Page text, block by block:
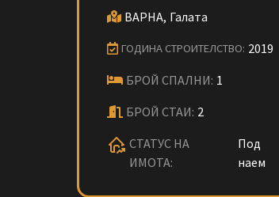
ВАРНА, Галата
ГОДИНА СТРОИТЕЛСТВО: 2019
БРОЙ СПАЛНИ: 1
БРОЙ СТАИ: 2
СТАТУС НА
ИМОТА:
Под
наем